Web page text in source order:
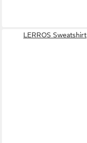
LERROS Sweatshirt